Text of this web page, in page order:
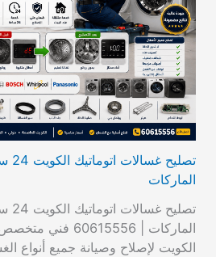
الماركات
الماركات |
الكويت لإصلاح وصيانة جميع أنواع